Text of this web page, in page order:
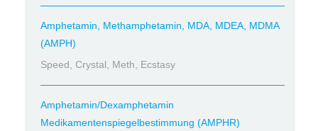
Amphetamin, Methamphetamin, MDA, MDEA, MDMA
(AMPH)
Speed, Crystal, Meth, Ecstasy
Amphetamin/Dexamphetamin
Medikamentenspiegelbestimmung (AMPHR)